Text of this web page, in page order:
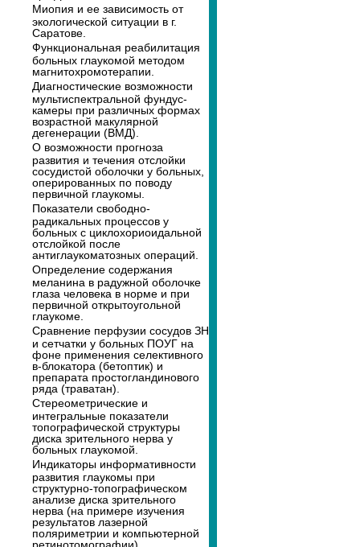
Миопия и ее зависимость от
экологической ситуации в г.
Саратове.
Функциональная реабилитация
больных глаукомой методом
магнитохромотерапии.
Диагностические возможности
мультиспектральной фундус-
камеры при различных формах
возрастной макулярной
дегенерации (ВМД).
О возможности прогноза
развития и течения отслойки
сосудистой оболочки у больных,
оперированных по поводу
первичной глаукомы.
Показатели свободно-
радикальных процессов у
больных с циклохориоидальной
отслойкой после
антиглаукоматозных операций.
Определение содержания
меланина в радужной оболочке
глаза человека в норме и при
первичной открытоугольной
глаукоме.
Сравнение перфузии сосудов ЗН
и сетчатки у больных ПОУГ на
фоне применения селективного
в-блокатора (бетоптик) и
препарата простогландинового
ряда (траватан).
Стереометрические и
интегральные показатели
топографической структуры
диска зрительного нерва у
больных глаукомой.
Индикаторы информативности
развития глаукомы при
структурно-топографическом
анализе диска зрительного
нерва (на примере изучения
результатов лазерной
поляриметрии и компьютерной
ретинотомографии).